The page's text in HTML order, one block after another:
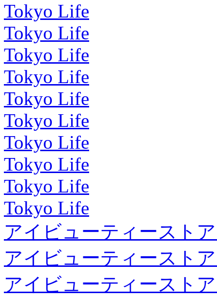
Tokyo Life
Tokyo Life
Tokyo Life
Tokyo Life
Tokyo Life
Tokyo Life
Tokyo Life
Tokyo Life
Tokyo Life
Tokyo Life
アイビューティースト
アイビューティースト
アイビューティースト